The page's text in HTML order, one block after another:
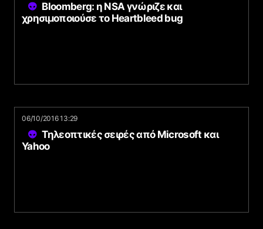
Bloomberg: η NSA γνώριζε και
χρησιμοποιούσε το Heartbleed bug
06/10/2016 13:29
Τηλεοπτικές σειρές από Microsoft και
Yahoo